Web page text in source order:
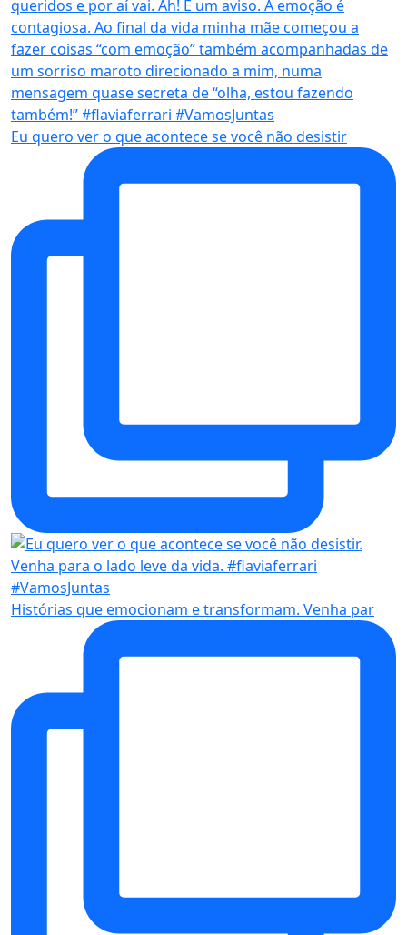
Eu quero ver o que acontece se você não desistir
Histórias que emocionam e transformam. Venha par